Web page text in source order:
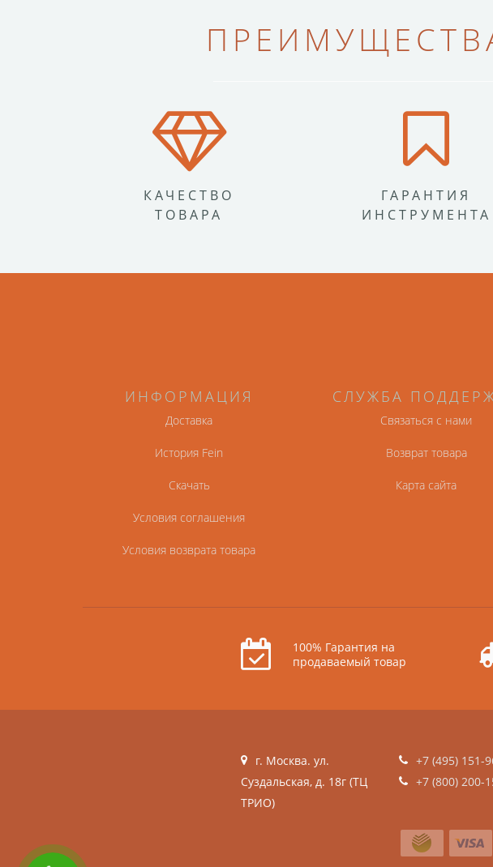
КАЧЕСТВО
ТОВАРА
ГАРАНТИЯ
ИНСТРУМЕНТА
ИНФОРМАЦИЯ
Доставка
История Fein
Скачать
Условия соглашения
Условия возврата товара
СЛУЖБА
Связаться с нами
Возврат товара
Карта сайта
100% Гарантия на
продаваемый товар
г. Москва. ул.
Суздальская, д. 18г (ТЦ
ТРИО)
+7 (495) 151-
+7 (800) 200-